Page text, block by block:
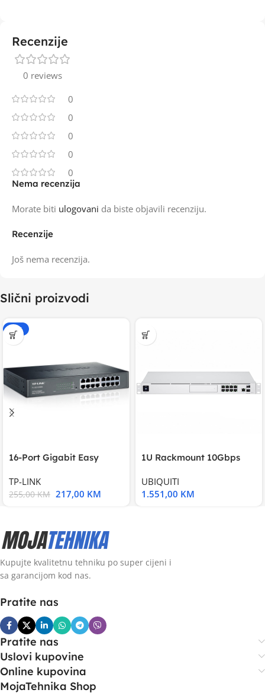
Recenzije
0 reviews
0
0
0
0
0
Recenzije
Još nema recenzija.
Nema recenzija
Morate biti ulogovani da biste objavili recenziju.
Slični proizvodi
-15%
16-Port Gigabit Easy
TP-LINK
255,00KM 217,00 KM
1U Rackmount 10Gbps
UBIQUITI
1.551,00 KM
Kupujte kvalitetnu tehniku po super cijeni i
sa garancijom kod nas.
Pratite nas
Pratite nas
Uslovi kupovine
Online kupovina
MojaTehnika Shop